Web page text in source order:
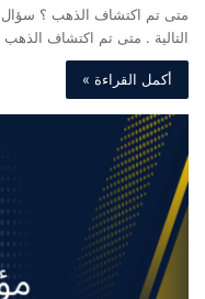
متى تم اكتشاف الذهب ؟ سؤال
التالية . متى تم اكتشاف
أكمل القراءة »